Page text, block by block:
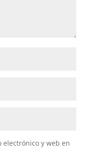
electrónico y web en